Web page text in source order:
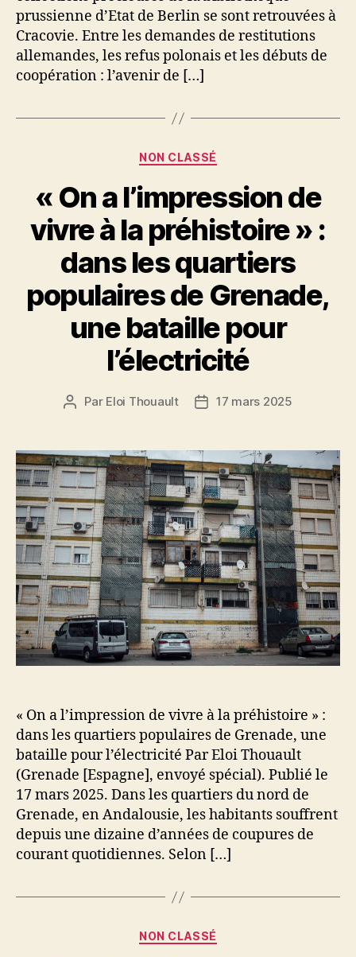
prussienne d’Etat de Berlin se sont retrouvées à
Cracovie. Entre les demandes de restitutions
allemandes, les refus polonais et les débuts de
coopération : l’avenir de […]
Catégories
NON CLASSÉ
« On a l’impression de
vivre à la préhistoire » :
dans les quartiers
populaires de Grenade,
une bataille pour
l’électricité
Auteur
Par Eloi Thouault
Date17 mars 2025
« On a l’impression de vivre à la préhistoire » :
dans les quartiers populaires de Grenade, une
bataille pour l’électricité Par Eloi Thouault
(Grenade [Espagne], envoyé spécial). Publié le
17 mars 2025. Dans les quartiers du nord de
Grenade, en Andalousie, les habitants souffrent
depuis une dizaine d’années de coupures de
courant quotidiennes. Selon […]
Catégories
NON CLASSÉ